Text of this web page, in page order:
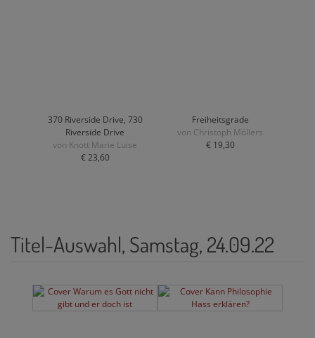
370 Riverside Drive, 730
Riverside Drive
von Knott Marie Luise
€ 23,60
Freiheitsgrade
von Christoph Möllers
€ 19,30
Titel-Auswahl, Samstag, 24.09.22